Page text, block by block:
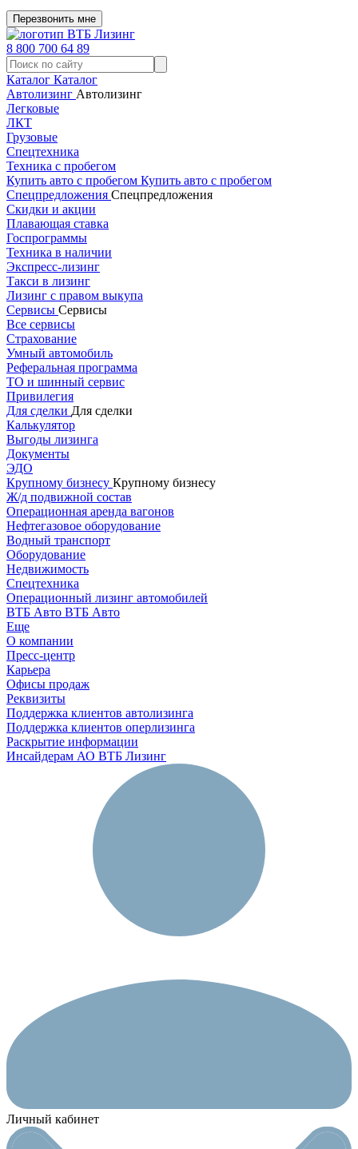
Перезвонить мне
8 800 700 64 89
Каталог Каталог
Автолизинг Автолизинг
Легковые
ЛКТ
Грузовые
Спецтехника
Техника с пробегом
Купить авто с пробегом Купить авто с пробегом
Спецпредложения Спецпредложения
Скидки и акции
Плавающая ставка
Госпрограммы
Техника в наличии
Экспресс-лизинг
Такси в лизинг
Лизинг с правом выкупа
Сервисы Сервисы
Все сервисы
Страхование
Умный автомобиль
Реферальная программа
ТО и шинный сервис
Привилегия
Для сделки Для сделки
Калькулятор
Выгоды лизинга
Документы
ЭДО
Крупному бизнесу Крупному бизнесу
Ж/д подвижной состав
Операционная аренда вагонов
Нефтегазовое оборудование
Водный транспорт
Оборудование
Недвижимость
Спецтехника
Операционный лизинг автомобилей
ВТБ Авто ВТБ Авто
Еще
О компании
Пресс-центр
Карьера
Офисы продаж
Реквизиты
Поддержка клиентов автолизинга
Поддержка клиентов оперлизинга
Раскрытие информации
Инсайдерам АО ВТБ Лизинг
Личный кабинет